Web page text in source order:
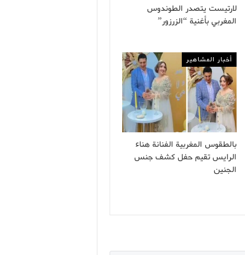
لارتيست يتصدر الطوندوس
المغربي بأغنية “الزرزور”
أخبار المشاهير
بالطقوس المغربية الفنانة هناء
الرايس تقيم حفل كشف جنس
الجنين